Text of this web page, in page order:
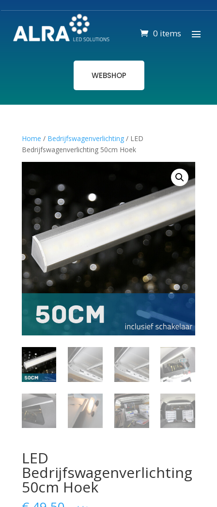
0 items
WEBSHOP
Home / Bedrijfswagenverlichting/ LED
Bedrijfswagenverlichting 50cm Hoek
LED
Bedrijfswagenverlichting
50cm Hoek